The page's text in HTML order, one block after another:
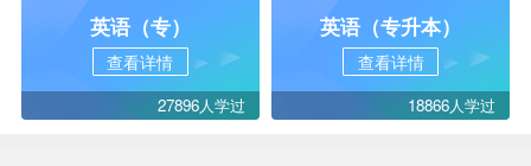
英语（专）
查看详情
27896人学过
英语（专升本）
查看详情
18866人学过